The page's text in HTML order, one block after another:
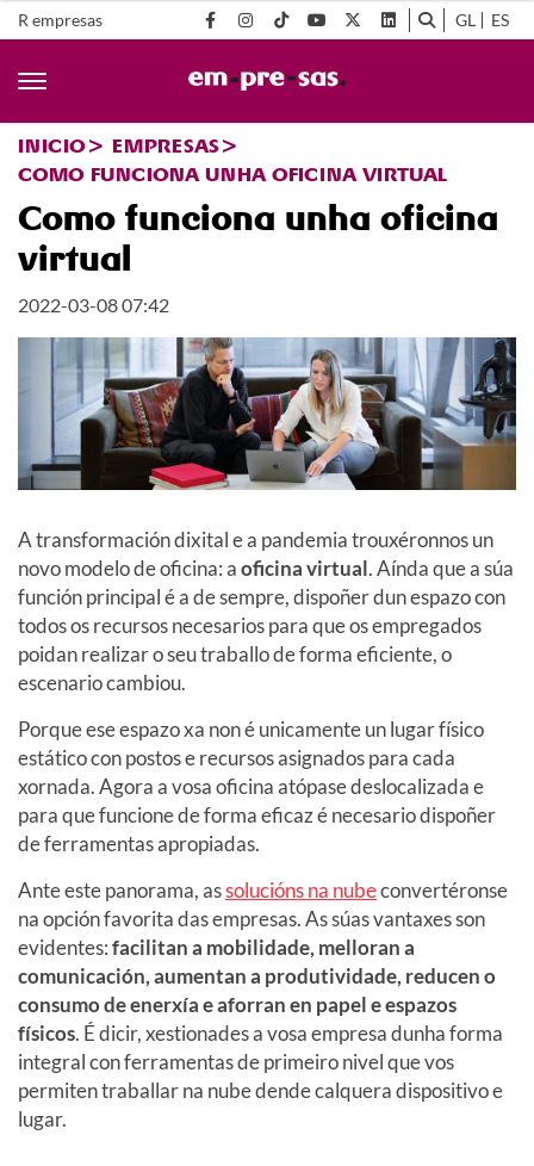
R empresas GL ES
INICIO
EMPRESAS
COMO FUNCIONA UNHA OFICINA VIRTUAL
Como funciona unha oficina
virtual
2022-03-08 07:42
A transformación dixital e a pandemia trouxéronnos un
novo modelo de oficina: aoficina virtual. Aínda que a súa
función principal é a de sempre, dispoñer dun espazo con
todos os recursos necesarios para que os empregados
poidan realizar o seu traballo de forma eficiente, o
escenario cambiou.
Porque ese espazo xa non é unicamente un lugar físico
estático con postos e recursos asignados para cada
xornada. Agora a vosa oficina atópase deslocalizada e
para que funcione de forma eficaz é necesario dispoñer
de ferramentas apropiadas.
Ante este panorama, assolucións na nubeconvertéronse
na opción favorita das empresas. As súas vantaxes son
evidentes:facilitan a mobilidade, melloran a
comunicación, aumentan a produtividade, reducen o
consumo de enerxía e aforran en papel e espazos
físicos. É dicir, xestionades a vosa empresa dunha forma
integral con ferramentas de primeiro nivel que vos
permiten traballar na nube dende calquera dispositivo e
lugar.